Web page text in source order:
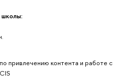
привлечению контента и работе с